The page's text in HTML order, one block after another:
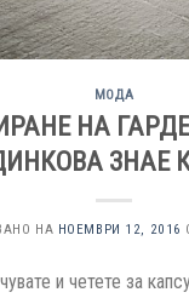
МОДА
НА
ЗНАЕ
НА НОЕМВРИ 12, 2016
и четете за